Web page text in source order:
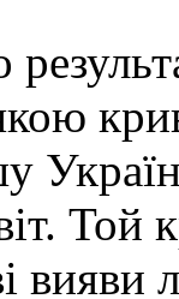
Той
вияви